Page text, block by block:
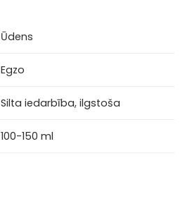
Ūdens
Egzo
Silta iedarbība, ilgstoša
100-150 ml